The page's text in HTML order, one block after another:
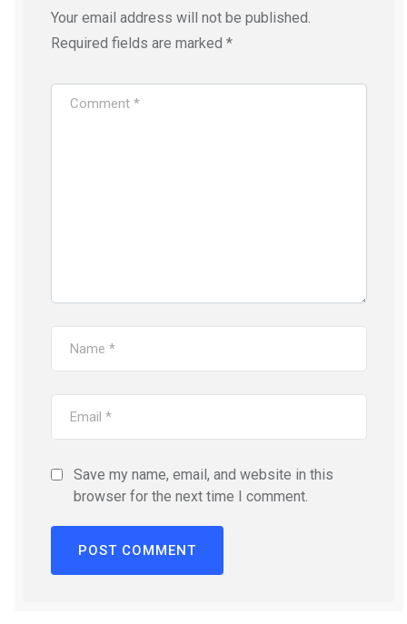
Your email address will not be published.
Required fields are marked *
Save my name, email, and website in this
browser for the next time I comment.